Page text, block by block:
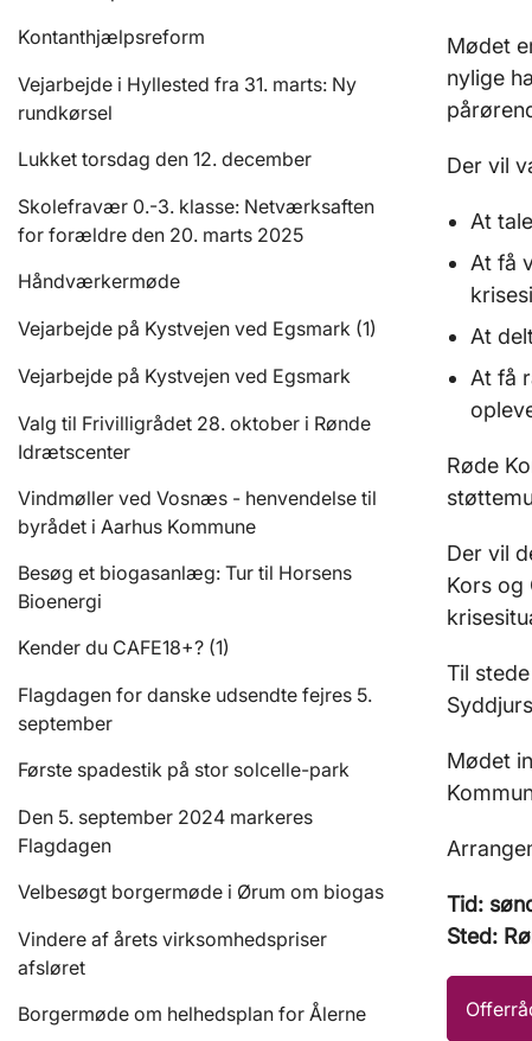
Kontanthjælpsreform
Vejarbejde i Hyllested fra 31. marts: Ny
rundkørsel
Lukket torsdag den 12. december
Skolefravær 0.-3. klasse: Netværksaften
for forældre den 20. marts 2025
Håndværkermøde
Vejarbejde på Kystvejen ved Egsmark (1)
Vejarbejde på Kystvejen ved Egsmark
Valg til Frivilligrådet 28. oktober i Rønde
Idrætscenter
Vindmøller ved Vosnæs - henvendelse til
byrådet i Aarhus Kommune
Besøg et biogasanlæg: Tur til Horsens
Bioenergi
Kender du CAFE18+? (1)
Flagdagen for danske udsendte fejres 5.
september
Første spadestik på stor solcelle-park
Den 5. september 2024 markeres
Flagdagen
Velbesøgt borgermøde i Ørum om biogas
Vindere af årets virksomhedspriser
afsløret
Borgermøde om helhedsplan for Ålerne
Mødet
nylige
Der vil
At
At få
At
At få
Røde
Der vil
Kors og
Til
Mødet
Tid:
Sted: